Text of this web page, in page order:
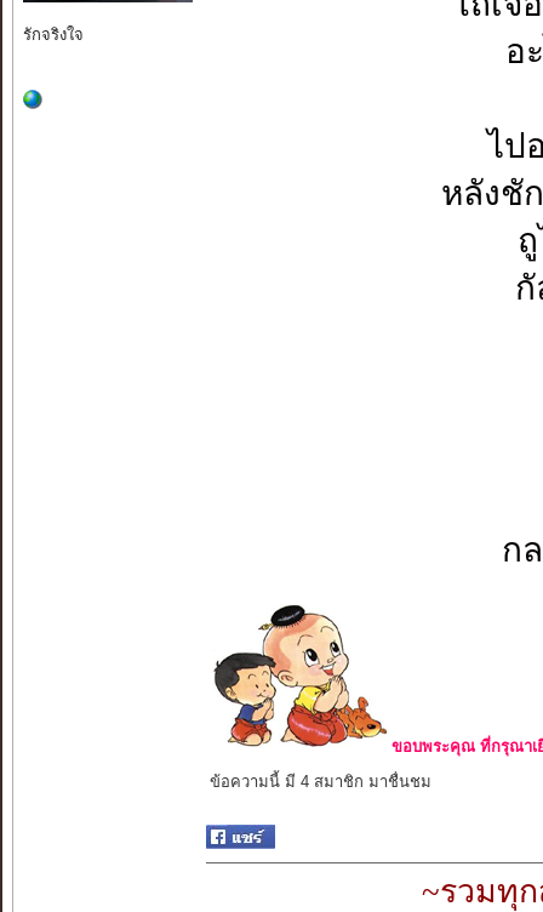
รักจริงใจ
อ
ไป
หลังชั
ก
ขอบพระคุณ ที่กรุณาเ
ข้อความนี้ มี 4 สมาชิก มาชื่นชม
~รวมทุ